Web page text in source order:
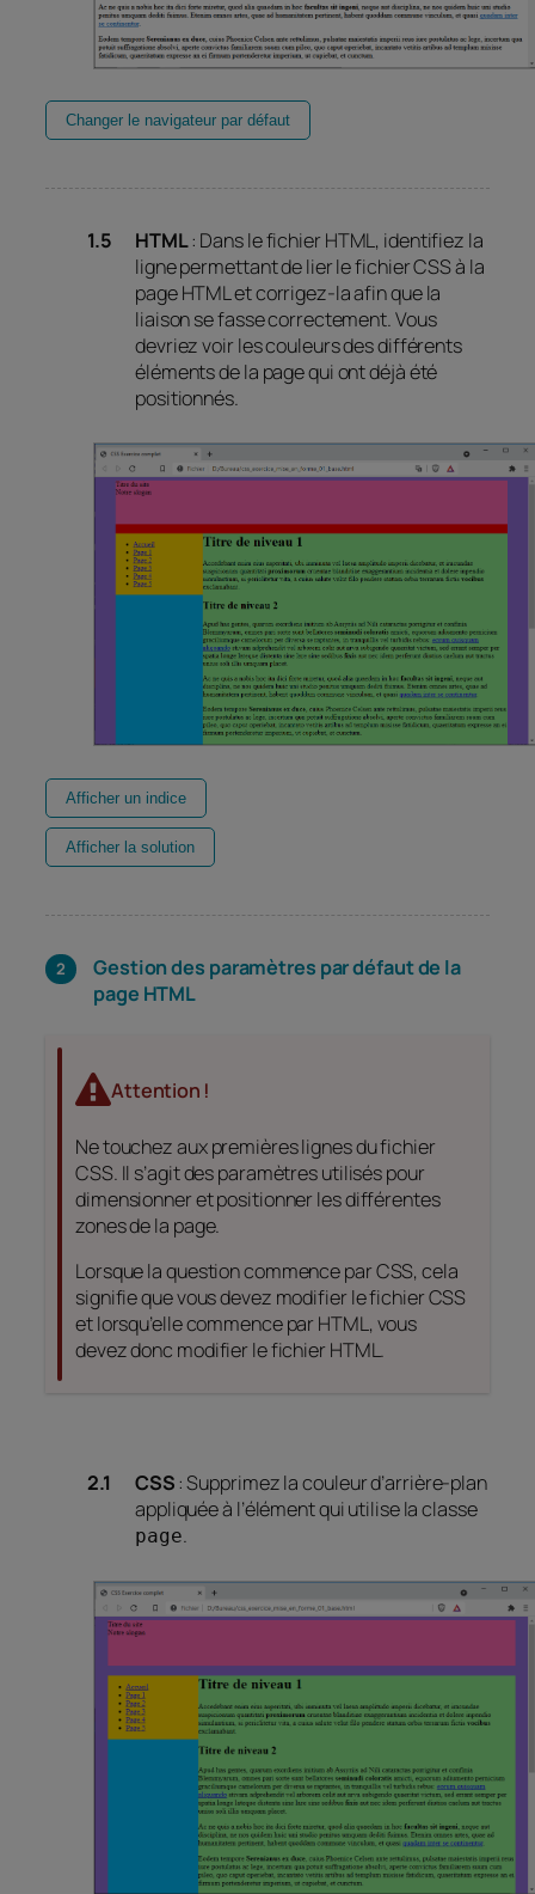
Changer le navigateur par défaut
HTML: Dans le fichier HTML, identifiez la
ligne permettant de lier le fichier CSS à la
page HTML et corrigez-la afin que la
liaison se fasse correctement.Vous
devriez voir les couleurs des différents
éléments de la page qui ont déjà été
positionnés.
Afficher un indice
Afficher la solution
Gestion des paramètres par défaut de la
page HTML
Attention !
Ne touchez aux premières lignes du fichier
CSS. Il s’agit des paramètres utilisés pour
dimensionner et positionner les différentes
zones de la page.
Lorsque la question commence par CSS, cela
signifie que vous devez modifier le fichier CSS
et lorsqu’elle commence par HTML, vous
devez donc modifier le fichier HTML.
CSS: Supprimez la couleur d’arrière-plan
appliquée à l’élément qui utilise la classe
page.